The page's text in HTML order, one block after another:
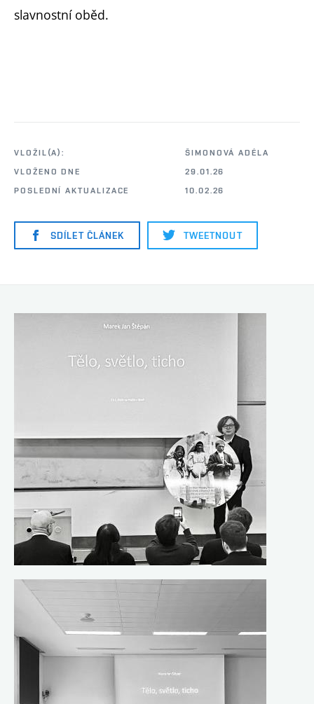
slavnostní oběd.
VLOŽIL(A):
ŠIMONOVÁ ADÉLA
VLOŽENO DNE
29.01.26
POSLEDNÍ AKTUALIZACE
10.02.26
SDÍLET ČLÁNEK TWEETNOUT